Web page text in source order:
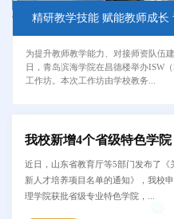
为提升教师教学能力、对接师资队伍
日，青岛滨海学院在昌德楼举办ISW
工作坊。本次工作坊由学校教务...
为进一步强化实践教学安全管理，提
践教学工作平稳有序开展，3月7日下
初实践教学安全工作专题会议。副...
12月20日，由山东省民办教育协会主
大赛圆满落幕。青岛滨海学院两名教
校成为本届大赛该组别中唯一一所...
我校新增4个省级特色学院
近日，山东省教育厅等5部门发布了《
新人才培养项目名单的通知》，我校
理学院获批省级专业特色学院，...